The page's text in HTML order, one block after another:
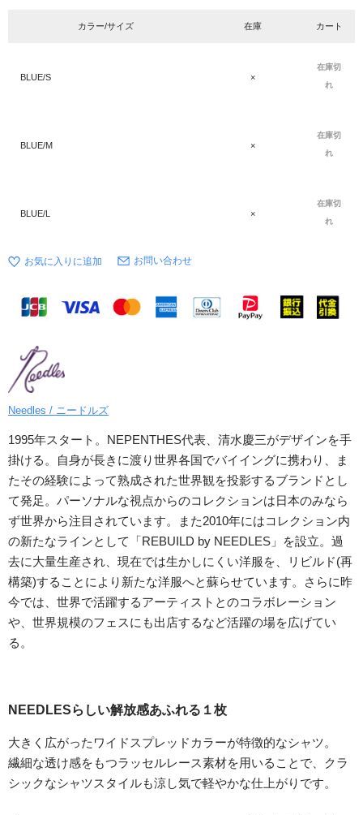
カラー/サイズ 在庫 カート
BLUE/S ×
在庫切
れ
BLUE/M ×
在庫切
れ
BLUE/L ×
在庫切
れ
お問い合わせ
Needles / ニードルズ
1995年スタート。NEPENTHES代表、清水慶三がデザインを手
掛ける。自身が長きに渡り世界各国でバイイングに携わり、ま
たその経験によって熟成された世界観を投影するブランドとし
て発足。パーソナルな視点からのコレクションは日本のみなら
ず世界から注目されています。また2010年にはコレクション内
の新たなラインとして「REBUILD by NEEDLES」を設立。過
去に大量生産され、現在では生かしにくい洋服を、リビルド(再
構築)することにより新たな洋服へと蘇らせています。さらに昨
今では、世界で活躍するアーティストとのコラボレーション
や、世界規模のフェスにも出店するなど活躍の場を広げてい
る。
NEEDLESらしい解放感あふれる１枚
大きく広がったワイドスプレッドカラーが特徴的なシャツ。
繊細な透け感をもつラッセルレース素材を用いることで、クラ
シックなシャツスタイルも涼し気で軽やかな仕上がりです。